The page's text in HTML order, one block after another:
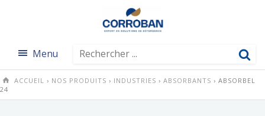
Menu
ACCUEIL › NOS PRODUITS › INDUSTRIES ›ABSORBANTS › ABSORBEL
24